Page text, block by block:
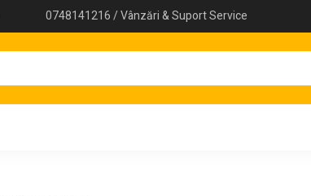
0748141216 / Vânzări & Suport Service